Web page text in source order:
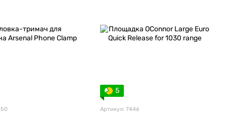
5
Артикул: 7446